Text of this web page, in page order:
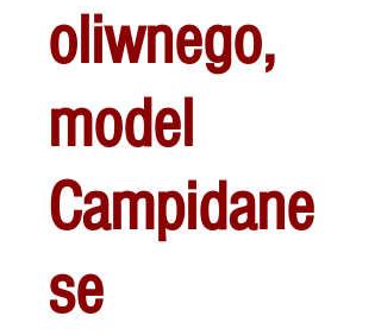
oliwnego,
model
Campidane
se